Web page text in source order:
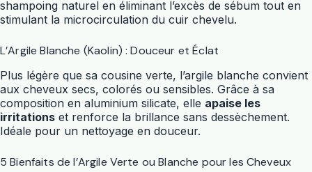
shampoing naturel en éliminant l’excès de sébum tout en
stimulant la microcirculation du cuir chevelu.
L’Argile Blanche (Kaolin) : Douceur et Éclat
Plus légère que sa cousine verte, l’argile blanche convient
aux cheveux secs, colorés ou sensibles. Grâce à sa
composition en aluminium silicate, elle apaise les
irritations et renforce la brillance sans dessèchement.
Idéale pour un nettoyage en douceur.
5 Bienfaits de l’Argile Verte ou Blanche pour les Cheveux